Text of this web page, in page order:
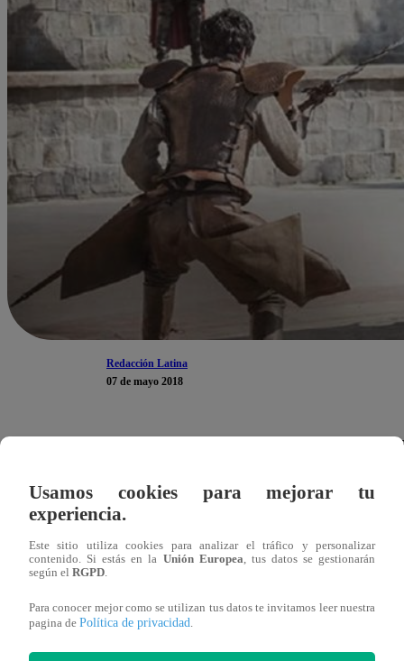
Redacción Latina
07 de mayo 2018
A la mayoría de actores se les pide gimnasio para
El levantador de pesas conocido por personificar a
levantar las pesas.
Usamos cookies para mejorar tu
experiencia.
Este sitio utiliza cookies para analizar el tráfico y personalizar
contenido. Si estás en la Unión Europea , tus datos se gestionarán
según el RGPD
Para conocer mejor como se utilizan tus datos te invitamos leer nuestra
pagina de Política de privacidad